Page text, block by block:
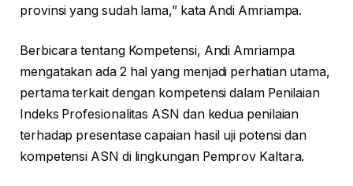
provinsi yang sudah lama,” kata Andi Amriampa.
Berbicara tentang Kompetensi, Andi Amriampa
mengatakan ada 2 hal yang menjadi perhatian utama,
pertama terkait dengan kompetensi dalam Penilaian
Indeks Profesionalitas ASN dan kedua penilaian
terhadap presentase capaian hasil uji potensi dan
kompetensi ASN di lingkungan Pemprov Kaltara.